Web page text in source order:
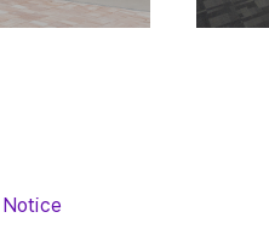
Notice